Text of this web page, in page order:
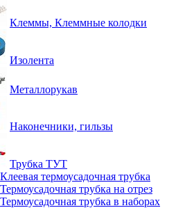
Клеммы, Клеммные колодки
Изолента
Металлорукав
Наконечники, гильзы
Трубка ТУТ
Клеевая термоусадочная трубка
Термоусадочная трубка на отрез
Термоусадочная трубка в наборах